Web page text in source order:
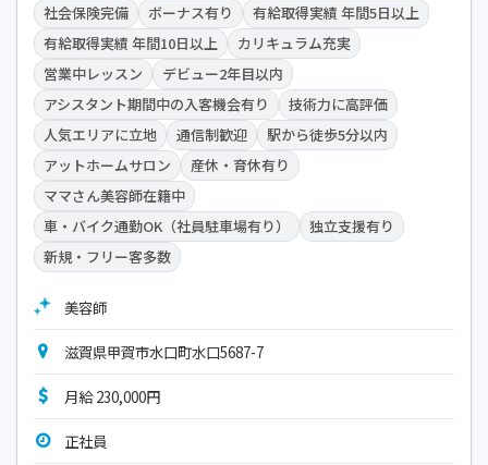
社会保険完備 ボーナス有り
有給取得実績 年間5日以上
有給取得実績 年間10日以上
カリキュラム充実
営業中レッスン
デビュー2年目以内
アシスタント期間中の入客機会有り
技術力に高評価
人気エリアに立地
通信制歓迎
駅から徒歩5分以内
アットホームサロン
産休・育休有り
ママさん美容師在籍中
車・バイク通勤OK（社員駐車場有り）
独立支援有り
新規・フリー客多数
美容師
滋賀県甲賀市水口町水口5687-7
月給 230,000円
正社員